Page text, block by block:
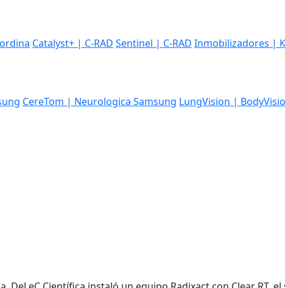
Catalyst+ | C-RAD Sentinel | C-RAD Inmobilizadores |
CereTom | Neurologica Samsung LungVision |